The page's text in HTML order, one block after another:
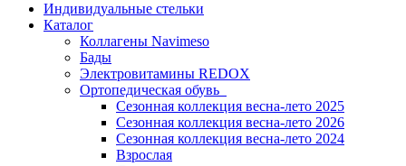
Индивидуальные стельки
Каталог
Коллагены Navimeso
Бады
Электровитамины REDOX
Ортопедическая обувь
Сезонная коллекция весна-лето 2025
Сезонная коллекция весна-лето 2026
Сезонная коллекция весна-лето 2024
Взрослая